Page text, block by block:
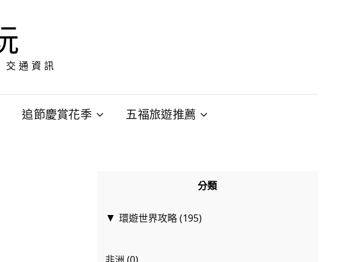
交通資訊
追節慶賞花季 五福旅遊推薦
分類
▼ 環遊世界攻略(195)